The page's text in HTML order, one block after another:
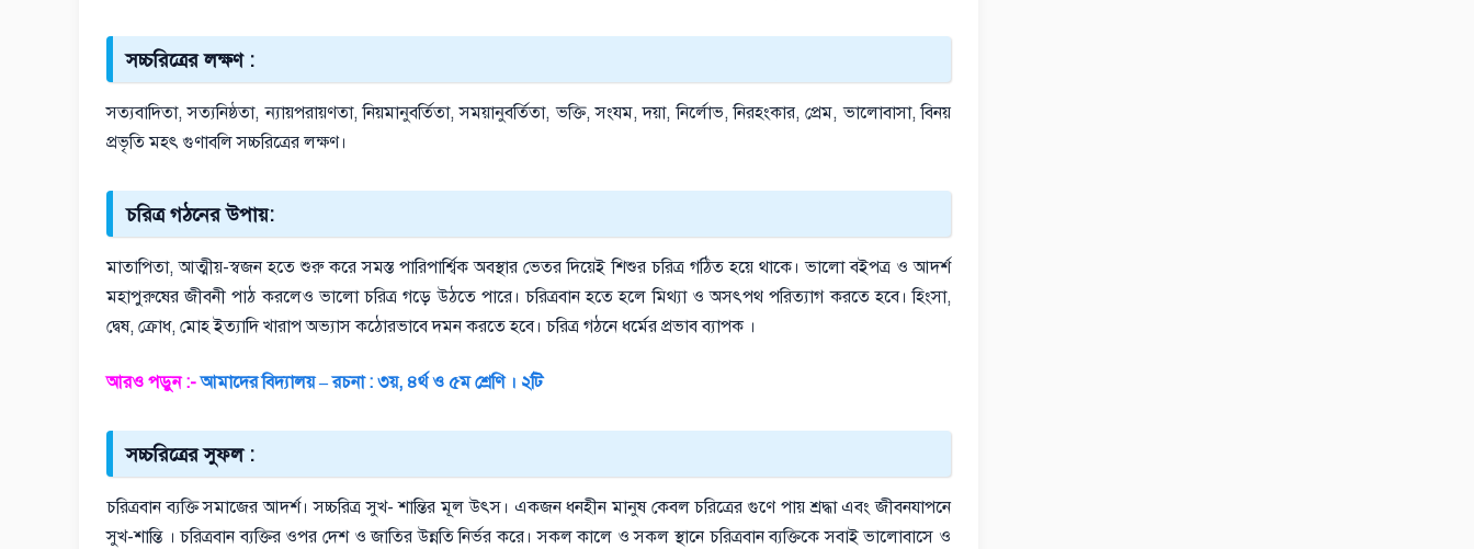
সচ্চরিত্রের লক্ষণ :
সত্যবাদিতা, সত্যনিষ্ঠতা, ন্যায়পরায়ণতা, নিয়মানুবর্তিতা, সময়ানুবর্তিতা, ভক্তি, সংযম, দয়া, নির্লোভ, নিরহংকার, প্রেম, ভালোবাসা, বিনয়
প্রভৃতি মহৎ গুণাবলি সচ্চরিত্রের লক্ষণ।
চরিত্র গঠনের উপায়:
মাতাপিতা, আত্মীয়-স্বজন হতে শুরু করে সমস্ত পারিপার্শ্বিক অবস্থার ভেতর দিয়েই শিশুর চরিত্র গঠিত হয়ে থাকে। ভালো বইপত্র ও আদর্শ
মহাপুরুষের জীবনী পাঠ করলেও ভালো চরিত্র গড়ে উঠতে পারে। চরিত্রবান হতে হলে মিথ্যা ও অসৎপথ পরিত্যাগ করতে হবে। হিংসা,
দ্বেষ, ক্রোধ, মোহ ইত্যাদি খারাপ অভ্যাস কঠোরভাবে দমন করতে হবে। চরিত্র গঠনে ধর্মের প্রভাব ব্যাপক ।
আরও পড়ুন :- আমাদের বিদ্যালয় – রচনা : ৩য়, ৪র্থ ও ৫ম শ্রেণি । ২টি
সচ্চরিত্রের সুফল :
চরিত্রবান ব্যক্তি সমাজের আদর্শ। সচ্চরিত্র সুখ- শান্তির মূল উৎস। একজন ধনহীন মানুষ কেবল চরিত্রের গুণে পায় শ্রদ্ধা এবং জীবনযাপনে
সুখ-শান্তি । চরিত্রবান ব্যক্তির ওপর দেশ ও জাতির উন্নতি নির্ভর করে। সকল কালে ও সকল স্থানে চরিত্রবান ব্যক্তিকে সবাই ভালোবাসে ও